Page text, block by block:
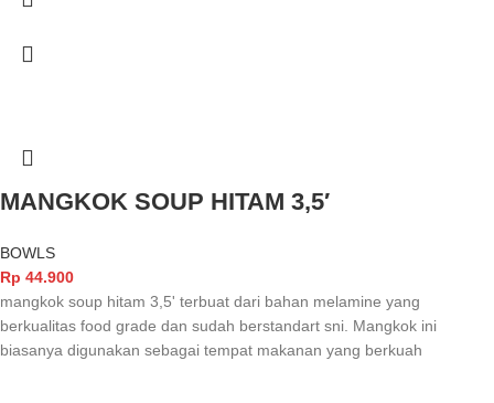
MANGKOK SOUP HITAM 3,5′
BOWLS
Rp 44.900
mangkok soup hitam 3,5' terbuat dari bahan melamine yang
berkualitas food grade dan sudah berstandart sni. Mangkok ini
biasanya digunakan sebagai tempat makanan yang berkuah